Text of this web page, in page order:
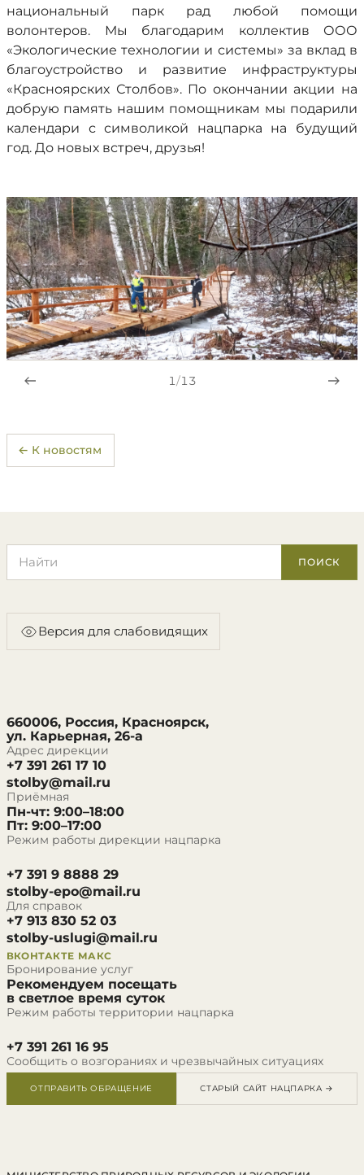
национальный парк рад любой помощи
волонтеров. Мы благодарим коллектив ООО
«Экологические технологии и системы» за вклад в
благоустройство и развитие инфраструктуры
«Красноярских Столбов». По окончании акции на
добрую память нашим помощникам мы подарили
календари с символикой нацпарка на будущий
год. До новых встреч, друзья!
1/13
← К новостям
ПОИСК
Версия для слабовидящих
660006, Россия, Красноярск,
ул. Карьерная, 26-а
Адрес дирекции
+7 391 261 17 10
stolby@mail.ru
Приёмная
Пн-чт: 9:00–18:00
Пт: 9:00–17:00
Режим работы дирекции нацпарка
+7 391 9 8888 29
stolby-epo@mail.ru
Для справок
+7 913 830 52 03
stolby-uslugi@mail.ru
ВКОНТАКТЕ МАКС
Бронирование услуг
Рекомендуем посещать
в светлое время суток
Режим работы территории нацпарка
+7 391 261 16 95
Сообщить о возгораниях и чрезвычайных ситуациях
ОТПРАВИТЬ ОБРАЩЕНИЕ СТАРЫЙ САЙТ НАЦПАРКА →